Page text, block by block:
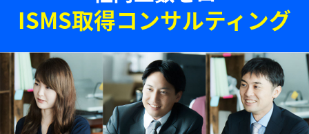
ISMS取得コンサルティング